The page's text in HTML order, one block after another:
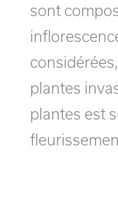
sont
plantes
plantes est